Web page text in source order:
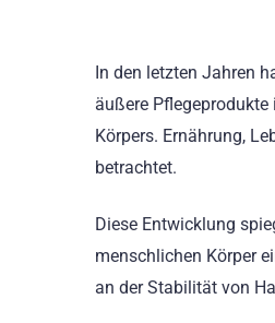
In den letzten Jahren
äußere
Körpers. Ernährung,
betrachtet.
Diese Entwicklung
menschlichen Körper
an der Stabilität von